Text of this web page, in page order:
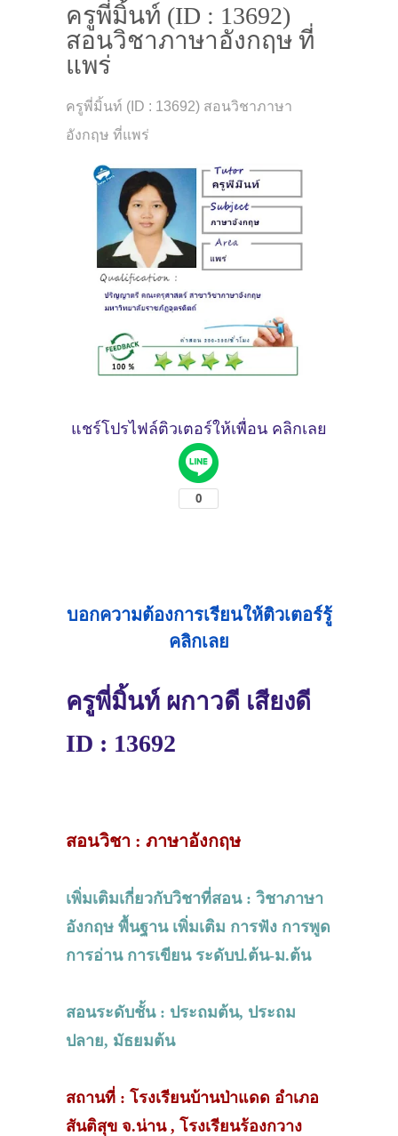
ครูพี่มิ้นท์ (ID : 13692)
สอนวิชาภาษาอังกฤษ ที่
แพร่
ครูพี่มิ้นท์ (ID : 13692) สอนวิชาภาษา
อังกฤษ ที่แพร่
แชร์โปรไฟล์ติวเตอร์ให้เพื่อน คลิกเลย
บอกความต้องการเรียนให้ติวเตอร์รู้
คลิกเลย
ครูพี่มิ้นท์ ผกาวดี เสียงดี
ID : 13692
สอนวิชา : ภาษาอังกฤษ
เพิ่มเติมเกี่ยวกับวิชาที่สอน : วิชาภาษา
อังกฤษ พื้นฐาน เพิ่มเติม การฟัง การพูด
การอ่าน การเขียน ระดับป.ต้น-ม.ต้น
สอนระดับชั้น : ประถมต้น, ประถม
ปลาย, มัธยมต้น
สถานที่ : โรงเรียนบ้านป่าแดด อำเภอ
สันติสุข จ.น่าน , โรงเรียนร้องกวาง